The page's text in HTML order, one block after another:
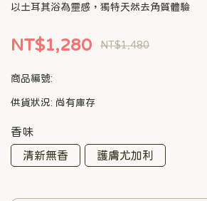
以土耳其浴為靈感，獨特天然去角質體驗
NT$1,280 NT$1,480
商品編號:
供貨狀況: 尚有庫存
香味
清新無香
護膚尤加利